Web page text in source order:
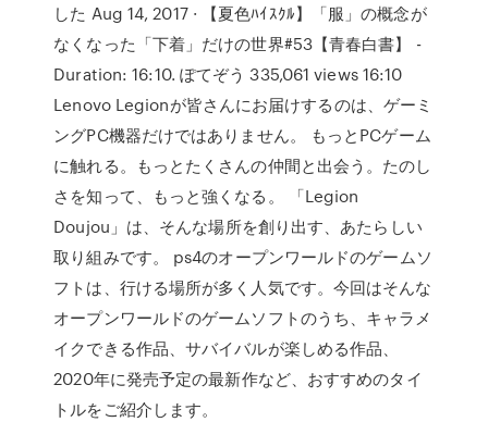
した Aug 14, 2017 · 【夏色ﾊｲｽｸﾙ】「服」の概念が
なくなった「下着」だけの世界#53【青春白書】 -
Duration: 16:10. ぽてぞう 335,061 views 16:10
Lenovo Legionが皆さんにお届けするのは、ゲーミ
ングPC機器だけではありません。 もっとPCゲーム
に触れる。もっとたくさんの仲間と出会う。たのし
さを知って、もっと強くなる。 「Legion
Doujou」は、そんな場所を創り出す、あたらしい
取り組みです。 ps4のオープンワールドのゲームソ
フトは、行ける場所が多く人気です。今回はそんな
オープンワールドのゲームソフトのうち、キャラメ
イクできる作品、サバイバルが楽しめる作品、
2020年に発売予定の最新作など、おすすめのタイ
トルをご紹介します。